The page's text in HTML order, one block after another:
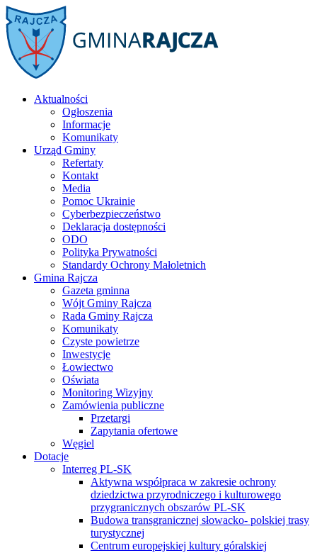
Aktualności
Ogłoszenia
Informacje
Komunikaty
Urząd Gminy
Refertaty
Kontakt
Media
Pomoc Ukrainie
Cyberbezpieczeństwo
Deklaracja dostępności
ODO
Polityka Prywatności
Standardy Ochrony Małoletnich
Gmina Rajcza
Gazeta gminna
Wójt Gminy Rajcza
Rada Gminy Rajcza
Komunikaty
Czyste powietrze
Inwestycje
Łowiectwo
Oświata
Monitoring Wizyjny
Zamówienia publiczne
Przetargi
Zapytania ofertowe
Węgiel
Dotacje
Interreg PL-SK
Aktywna współpraca w zakresie ochrony
dziedzictwa przyrodniczego i kulturowego
przygranicznych obszarów PL-SK
Budowa transgranicznej słowacko- polskiej trasy
turystycznej
Centrum europejskiej kultury góralskiej